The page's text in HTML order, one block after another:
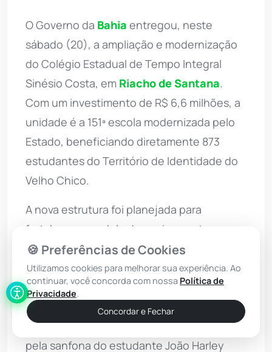
O Governo da Bahia entregou, neste
sábado (20), a ampliação e modernização
do Colégio Estadual de Tempo Integral
Sinésio Costa, em Riacho de Santana.
Com um investimento de R$ 6,6 milhões, a
unidade é a 151ª escola modernizada pelo
Estado, beneficiando diretamente 873
estudantes do Território de Identidade do
Velho Chico.
A nova estrutura foi planejada para
fortalecer o modelo de ensino em tempo
integral. A unidade agora conta com 19
salas de aula climatizadas, restaurante
estudantil para 100 pessoas, teatro com
200 lugares, subestação de energia e
guarita. Durante a inauguração, animada
pela sanfona do estudante João Harley
🍪 Preferências de Cookies
Utilizamos cookies para melhorar sua experiência. Ao
continuar, você concorda com nossa Política de
Privacidade.
Concordar e Fechar